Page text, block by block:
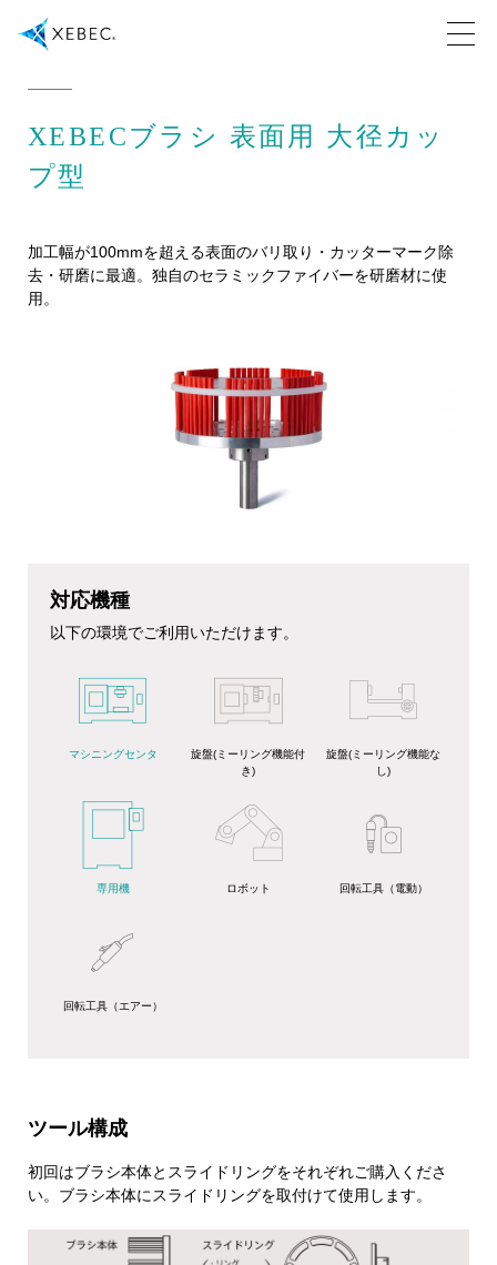
XEBECブラシ 表面用 大径カッ
プ型
加工幅が100mmを超える表面のバリ取り・カッターマーク除
去・研磨に最適。独自のセラミックファイバーを研磨材に使
用。
対応機種
以下の環境でご利用いただけます。
マシニングセンタ
旋盤(ミーリング機能付
き)
旋盤(ミーリング機能な
し)
専用機 ロボット 回転工具（電動）
回転工具（エアー）
ツール構成
初回はブラシ本体とスライドリングをそれぞれご購入くださ
い。ブラシ本体にスライドリングを取付けて使用します。